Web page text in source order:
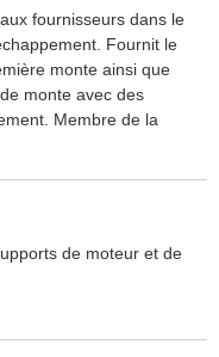
fournisseurs dans le
Fournit le
monte ainsi que
monte avec des
Membre de la
de moteur et de